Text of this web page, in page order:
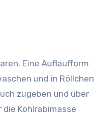
Eine Auflaufform
und in Röllchen
zugeben und über
Kohlrabimasse